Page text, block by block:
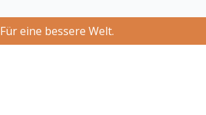
Für eine bessere Welt.